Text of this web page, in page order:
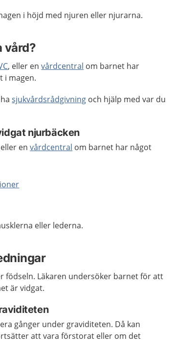
i höjd med njuren eller njurarna.
vård?
, eller envårdcentral om barnet har
i magen.
hasjukvårdsrådgivning och hjälp med var du
njurbäcken
eller envårdcentral om barnet har något
eller lederna.
födseln. Läkaren undersöker barnet för att
är vidgat.
gånger under graviditeten. Då kan
att vara förstorat eller om det